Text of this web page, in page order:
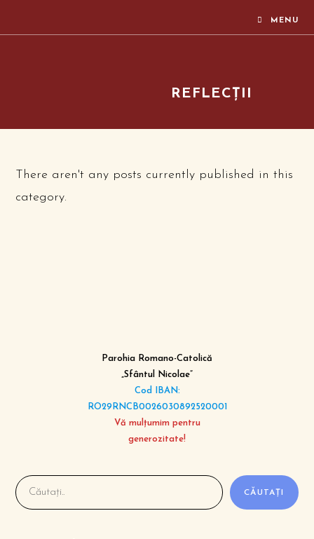
MENU
REFLECȚII
There aren't any posts currently published in this
category.
Parohia Romano-Catolică
„Sfântul Nicolae”
Cod IBAN:
RO29RNCB0026030892520001
Vă mulțumim pentru
generozitate!
CĂUTAȚI